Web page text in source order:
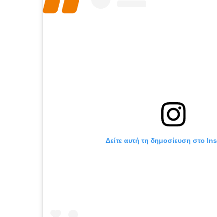
Δείτε αυτή τη δημοσίευση στο